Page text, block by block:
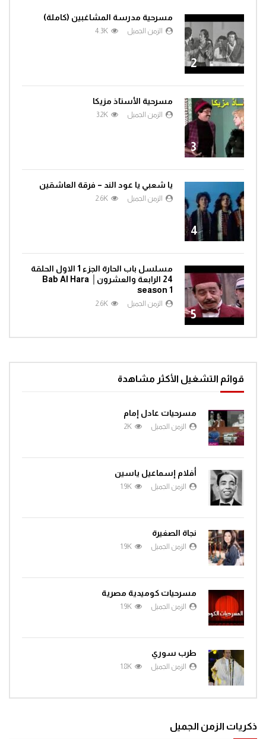
2
مسرحية مدرسة المشاغبين (كاملة)
الزمن الجميل 4.3K
3
مسرحية الأستاذ مزيكا
الزمن الجميل 3.2K
4
يا شعبي يا عود الند – فرقة العاشقين
الزمن الجميل 2.6K
5
مسلسل باب الحارة الجزء 1 الاول الحلقة
24 الرابعة والعشرون│ Bab Al Hara
season 1
الزمن الجميل 2.6K
قوائم التشغيل الأكثر مشاهدة
مسرحيات عادل إمام
الزمن الجميل 2K
أفلام إسماعيل ياسين
الزمن الجميل 1.9K
نجاة الصغيرة
الزمن الجميل 1.9K
مسرحيات كوميدية مصرية
الزمن الجميل 1.9K
طرب سوري
الزمن الجميل 1.8K
ذكريات الزمن الجميل